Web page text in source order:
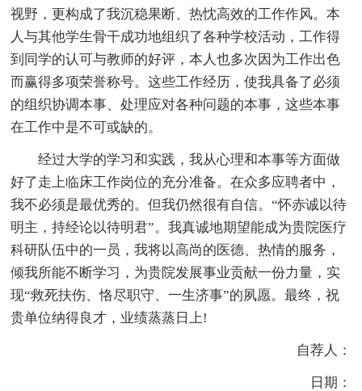
视野，更构成了我沉稳果断、热忱高效的工作作风。本
人与其他学生骨干成功地组织了各种学校活动，工作得
到同学的认可与教师的好评，本人也多次因为工作出色
而赢得多项荣誉称号。这些工作经历，使我具备了必须
的组织协调本事、处理应对各种问题的本事，这些本事
在工作中是不可或缺的。
经过大学的学习和实践，我从心理和本事等方面做
好了走上临床工作岗位的充分准备。在众多应聘者中，
我不必须是最优秀的。但我仍然很有自信。“怀赤诚以待
明主，持经论以待明君”。我真诚地期望能成为贵院医疗
科研队伍中的一员，我将以高尚的医德、热情的服务，
倾我所能不断学习，为贵院发展事业贡献一份力量，实
现“救死扶伤、恪尽职守、一生济事”的夙愿。最终，祝
贵单位纳得良才，业绩蒸蒸日上!
自荐人：
日期：